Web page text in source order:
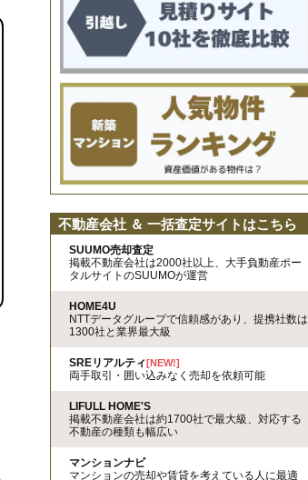
不動産会社 ＆ 一括査定サイトはこちら
SUUMO売却査定
掲載不動産会社は2000社以上、大手負動産ポー
タルサイトのSUUMOが運営
HOME4U
NTTデータグループで信頼感があり、提携社数は
1300社と業界最大級
SREリアルティ[NEW!]
両手取引・囲い込みなく売却を依頼可能
LIFULL HOME'S
掲載不動産会社は約1700社で最大級、対応する
不動産の種類も幅広い
マンションナビ
マンションの売却や賃貸を考えている人に最適